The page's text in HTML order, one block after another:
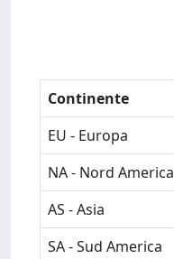
Continente
EU - Europa
NA - Nord America
AS - Asia
SA - Sud America